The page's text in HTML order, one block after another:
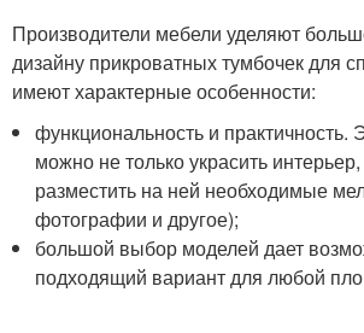
Производители мебели уделяют
дизайну прикроватных тумбочек для
имеют характерные особенности:
функциональность и практичность.
можно не только украсить
разместить на ней необходимые
фотографии и другое);
большой выбор моделей дает
подходящий вариант для любой